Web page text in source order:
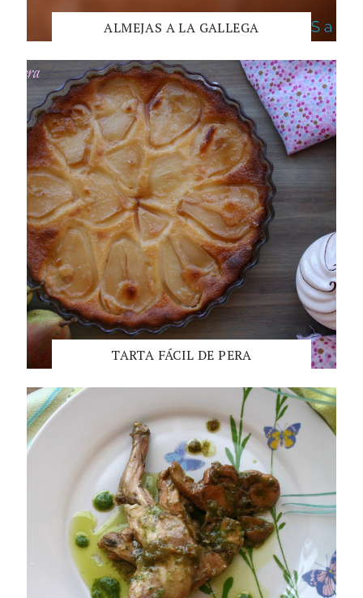
ALMEJAS A LA GALLEGA
TARTA FÁCIL DE PERA